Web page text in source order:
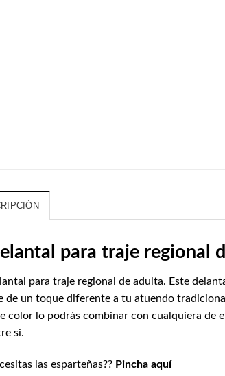
para traje regional
para traje regional de adulta. Este
de un toque diferente a tu atuendo
color lo podrás combinar con cualquiera de
si.
las esparteñas?? Pincha aquí